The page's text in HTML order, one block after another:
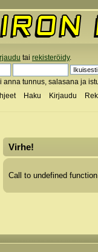
tai rekisteröidy.
anna tunnus, salasana ja
Haku Kirjaudu
Virhe!
Call to undefined